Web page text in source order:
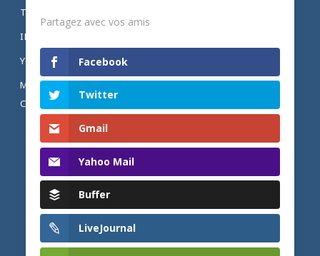
TWITTER
INSTAGRAM
YOUTUBE
MENTIONS LÉGALES ET POLITIQUE DE
CONFIDENTIALITÉ
Partagez avec vos amis
Facebook
Twitter
Gmail
Yahoo Mail
Buffer
LiveJournal